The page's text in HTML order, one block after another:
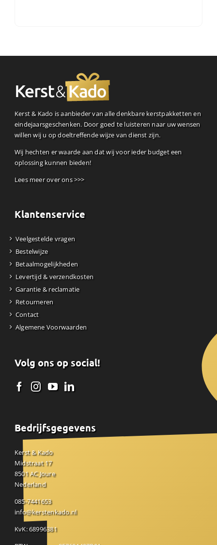
Kerst & Kado is aanbieder van alle denkbare kerstpakketten en
eindejaarsgeschenken. Door goed te luisteren naar uw wensen
willen wij u op doeltreffende wijze van dienst zijn.
Wij hechten er waarde aan dat wij voor ieder budget een
oplossing kunnen bieden!
Lees meer over ons >>>
Klantenservice
Veelgestelde vragen
Bestelwijze
Betaalmogelijkheden
Levertijd & verzendkosten
Garantie & reclamatie
Retourneren
Contact
Algemene Voorwaarden
Volg ons op social!
Bedrijfsgegevens
Kerst & Kado
Midstraat 17
8501 AC Joure
Nederland
085-7441653
info@kerstenkado.nl
KvK: 68996381